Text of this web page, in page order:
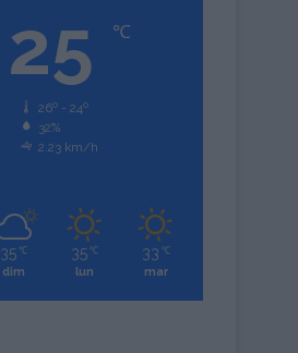
25 ℃
26º - 24º
32%
2.23 km/h
35 ℃
dim
35 ℃
lun
33 ℃
mar